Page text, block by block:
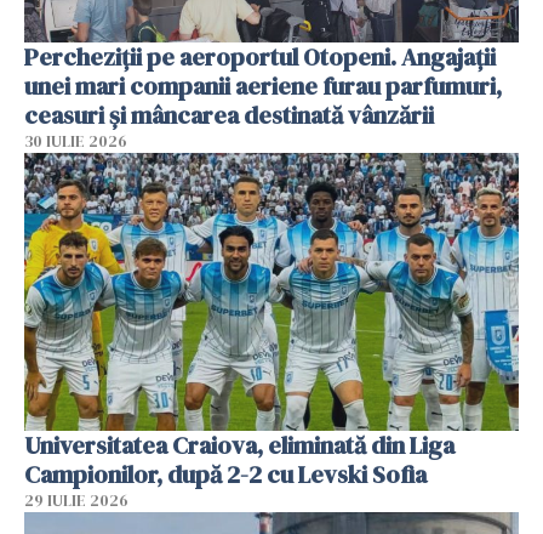
Percheziții pe aeroportul Otopeni. Angajații
unei mari companii aeriene furau parfumuri,
ceasuri și mâncarea destinată vânzării
30 IULIE 2026
Universitatea Craiova, eliminată din Liga
Campionilor, după 2-2 cu Levski Sofia
29 IULIE 2026